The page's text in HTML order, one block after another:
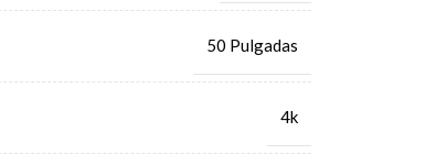
50 Pulgadas
4k